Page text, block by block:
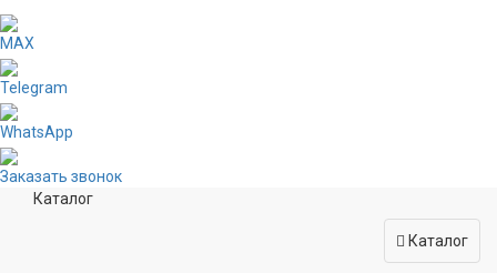
MAX
Telegram
WhatsApp
Заказать звонок
Каталог
Каталог